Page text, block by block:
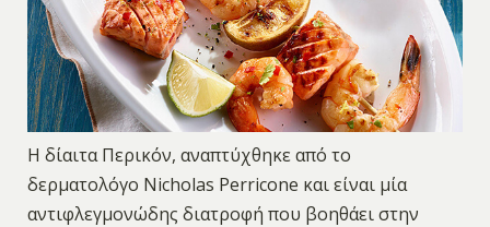
Η δίαιτα Περικόν, αναπτύχθηκε από το
δερματολόγο Nicholas Perricone και είναι μία
αντιφλεγμονώδης διατροφή που βοηθάει στην